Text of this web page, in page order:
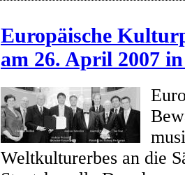
Europäische
am 26. April 2007
Weltkulturerbes an die